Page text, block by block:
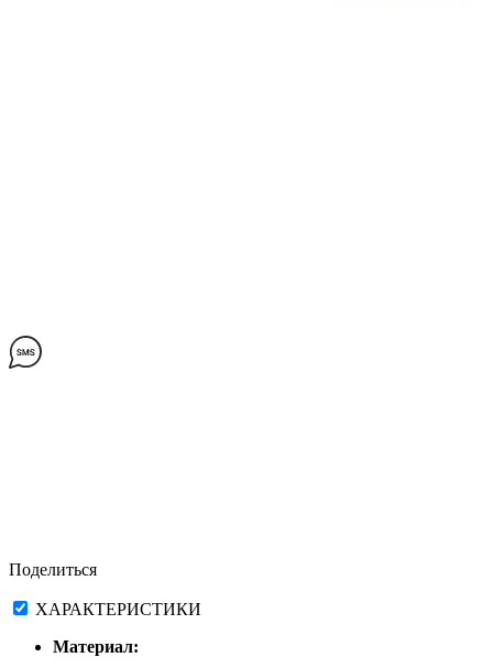
Поделиться
ХАРАКТЕРИСТИКИ
Материал: